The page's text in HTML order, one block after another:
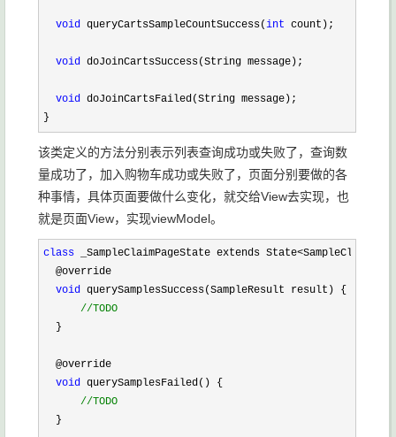
void queryCartsSampleCountSuccess(int count);
void doJoinCartsSuccess(String message);
void doJoinCartsFailed(String message);
}
该类定义的方法分别表示列表查询成功或失败了，查询数
量成功了，加入购物车成功或失败了，页面分别要做的各
种事情，具体页面要做什么变化，就交给View去实现，也
就是页面View，实现viewModel。
class _SampleClaimPageState extends
  @override
void querySamplesSuccess(SampleResult result) {
//TODO
  }
  @override
void querySamplesFailed() {
//TODO
  }